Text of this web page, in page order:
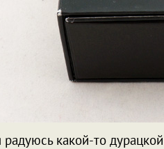
радуюсь какой-то